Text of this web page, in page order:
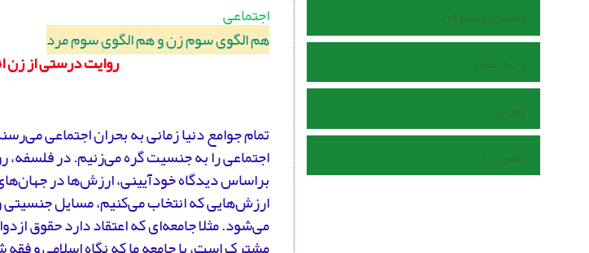
راهنمای نویسندگان
ارسال مقاله
داوران
تماس با ما
اجتماعی
هم الگوی سوم زن و هم الگوی سوم مرد
روایت درستی از زن
تمام جوامع دنیا زمانی به بحران اجتماعی
اجتماعی را به جنسیت گره می‌زنیم. در فلسفه،
براساس دیدگاه خودآیینی، ارزش‌ها در
ارزش‌هایی که انتخاب می‌کنیم، مسایل جنسیتی
می‌شود. مثلا جامعه‌ای که اعتقاد دارد حقوق